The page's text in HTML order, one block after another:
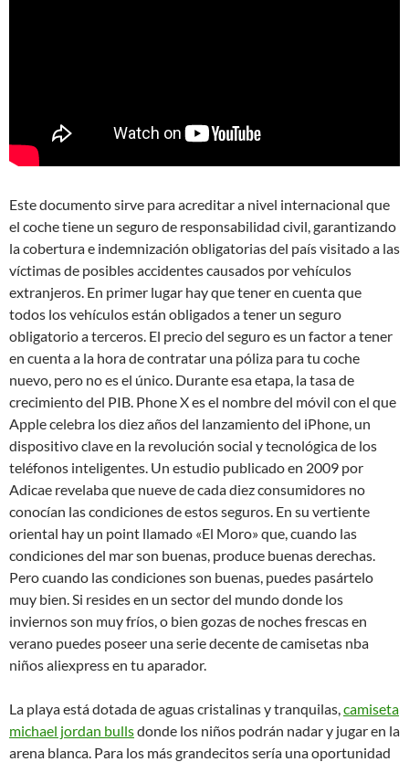
Este documento sirve para acreditar a nivel internacional que
el coche tiene un seguro de responsabilidad civil, garantizando
la cobertura e indemnización obligatorias del país visitado a las
víctimas de posibles accidentes causados por vehículos
extranjeros. En primer lugar hay que tener en cuenta que
todos los vehículos están obligados a tener un seguro
obligatorio a terceros. El precio del seguro es un factor a tener
en cuenta a la hora de contratar una póliza para tu coche
nuevo, pero no es el único. Durante esa etapa, la tasa de
crecimiento del PIB. Phone X es el nombre del móvil con el que
Apple celebra los diez años del lanzamiento del iPhone, un
dispositivo clave en la revolución social y tecnológica de los
teléfonos inteligentes. Un estudio publicado en 2009 por
Adicae revelaba que nueve de cada diez consumidores no
conocían las condiciones de estos seguros. En su vertiente
oriental hay un point llamado «El Moro» que, cuando las
condiciones del mar son buenas, produce buenas derechas.
Pero cuando las condiciones son buenas, puedes pasártelo
muy bien. Si resides en un sector del mundo donde los
inviernos son muy fríos, o bien gozas de noches frescas en
verano puedes poseer una serie decente de camisetas nba
niños aliexpress en tu aparador.
La playa está dotada de aguas cristalinas y tranquilas,camiseta
michael jordan bullsdonde los niños podrán nadar y jugar en la
arena blanca. Para los más grandecitos sería una oportunidad